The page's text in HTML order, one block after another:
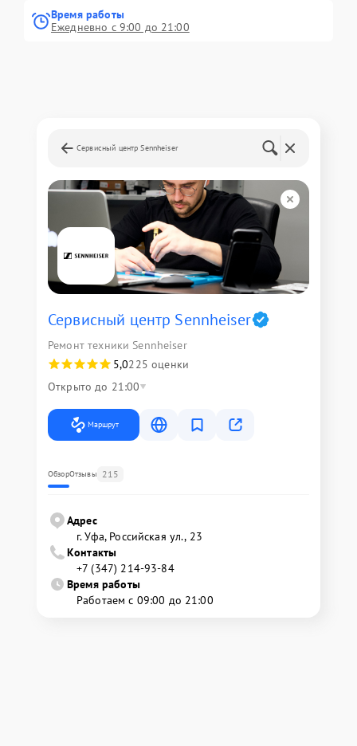
Время работы
Ежедневно с 9:00 до 21:00
Сервисный центр Sennheiser
Сервисный центр Sennheiser
Ремонт техники Sennheiser
5,0225 оценки
Открыто до 21:00
Маршрут
ОбзорОтзывы 215
Адрес
г. Уфа, Российская ул., 23
Контакты
+7 (347) 214-93-84
Время работы
Работаем с 09:00 до 21:00